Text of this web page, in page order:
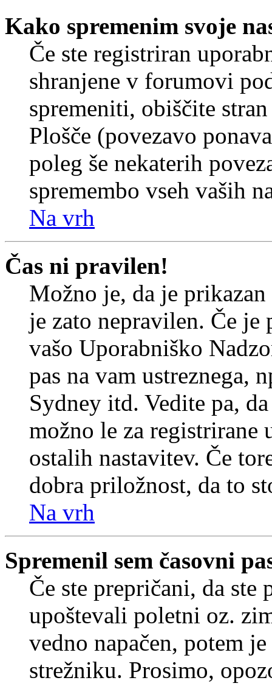
Kako spremenim svoje
Če ste registriran
shranjene v forumovi
spremeniti, obiščite
Plošče (povezavo
poleg še nekaterih
spremembo vseh vaših
Na vrh
Čas ni pravilen!
Možno je, da je prikazan
je zato nepravilen. Če
vašo Uporabniško
pas na vam ustreznega,
Sydney itd. Vedite pa,
možno le za registrirane
ostalih nastavitev. Če
dobra priložnost, da to
Na vrh
Spremenil sem časovni
Če ste prepričani, da
upoštevali poletni oz.
vedno napačen, potem
strežniku. Prosimo,